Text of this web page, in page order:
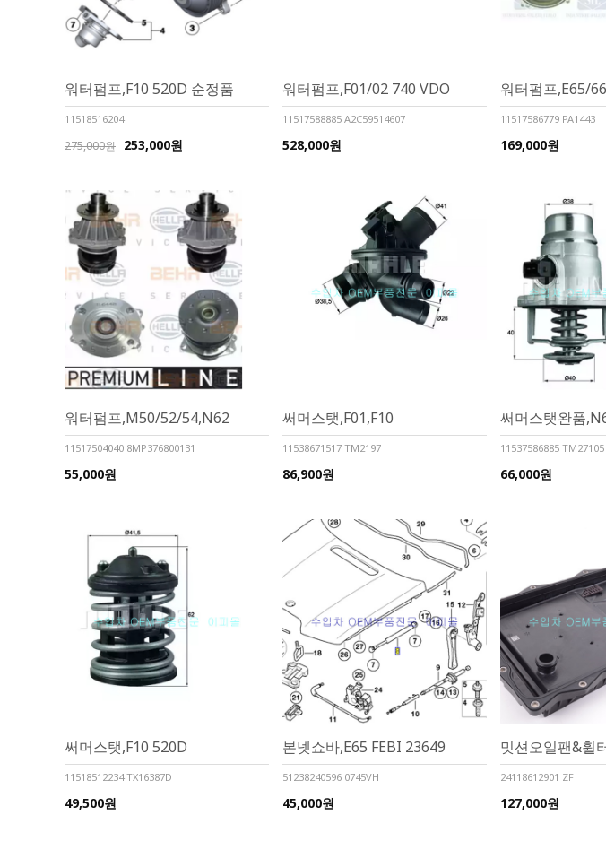
워터펌프,F10 520D 순정품
11518516204
275,000원 253,000원
워터펌프,F01/02 740 VDO
11517588885 A2C59514607
528,000원
워터펌프,E65/
11517586779 PA1443
169,000원
워터펌프,M50/52/54,N62
11517504040 8MP376800131
55,000원
써머스탯,F01,F10
11538671517 TM2197
86,900원
써머스탯완품
11537586885 TM27105
66,000원
써머스탯,F10 520D
11518512234 TX16387D
49,500원
본넷쇼바,E65 FEBI 23649
51238240596 0745VH
45,000원
밋션오일팬&휠
24118612901 ZF
127,000원